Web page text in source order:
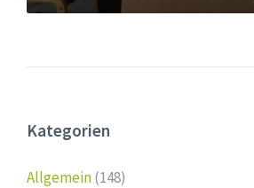
Kategorien
Allgemein(148)